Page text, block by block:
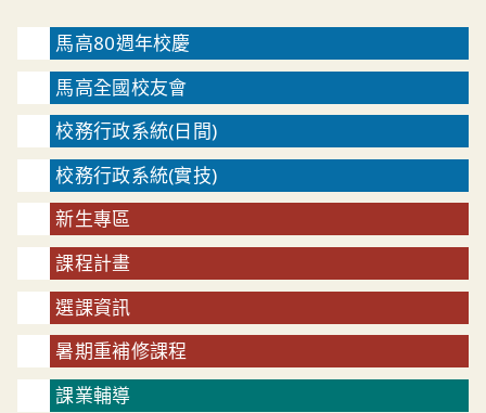
馬高80週年校慶
馬高全國校友會
校務行政系統(日間)
校務行政系統(實技)
新生專區
課程計畫
選課資訊
暑期重補修課程
課業輔導